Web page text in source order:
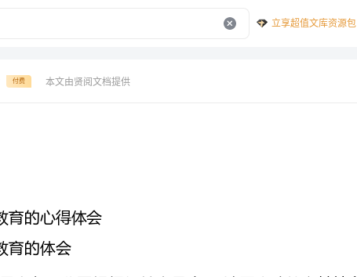
立享超值文库资源包
付费 本文由贤阅文档提供